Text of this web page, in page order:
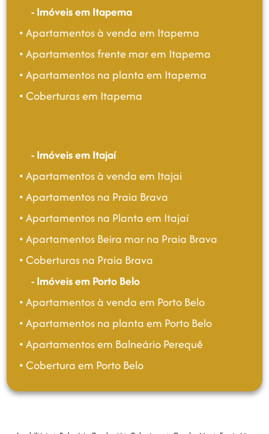
- Imóveis em Itapema
• Apartamentos à venda em Itapema
• Apartamentos frente mar em Itapema
• Apartamentos na planta em Itapema
• Coberturas em Itapema
- Imóveis em Itajaí
• Apartamentos à venda em Itajai
• Apartamentos na Praia Brava
• Apartamentos na Planta em Itajaí
• Apartamentos Beira mar na Praia Brava
• Coberturas na Praia Brava
- Imóveis em Porto Belo
• Apartamentos à venda em Porto Belo
• Apartamentos na planta em Porto Belo
• Apartamentos em Balneário Perequê
• Cobertura em Porto Belo